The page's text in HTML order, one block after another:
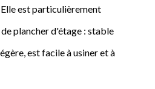
est particulièrement
plancher d'étage : stable
est facile à usiner et à